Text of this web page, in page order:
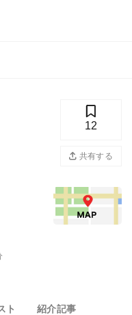
12
共有する
ト 紹介記事